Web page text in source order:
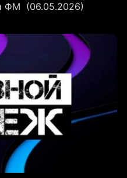
ФМ (06.05.2026)